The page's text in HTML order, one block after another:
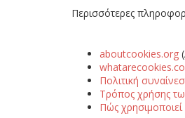
Περισσότερες
aboutcookies.org
Πολιτική
Τρόπος χρήσης
Πώς